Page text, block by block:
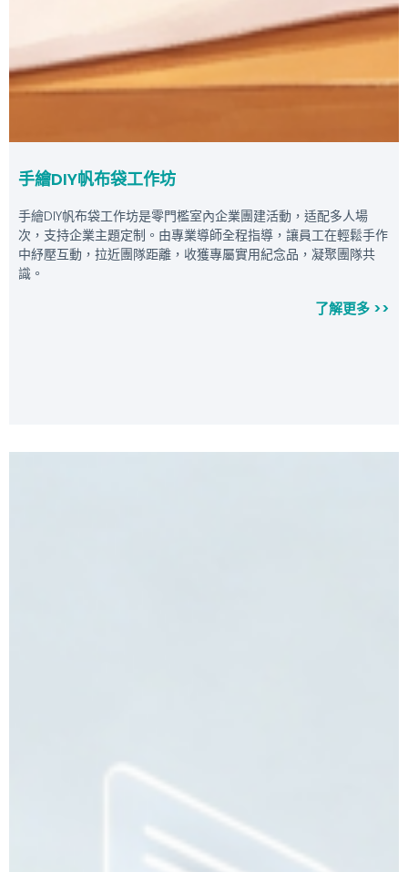
手繪DIY帆布袋工作坊
手繪DIY帆布袋工作坊是零門檻室內企業團建活動，适配多人場
次，支持企業主題定制。由專業導師全程指導，讓員工在輕鬆手作
中紓壓互動，拉近團隊距離，收獲專屬實用紀念品，凝聚團隊共
識。
了解更多 >>